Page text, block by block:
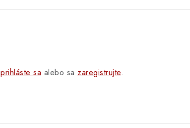
prihláste sa alebo sa zaregistrujte.